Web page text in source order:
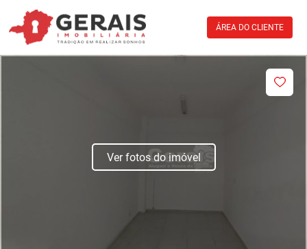
ÁREA DO CLIENTE
Ver fotos do imóvel